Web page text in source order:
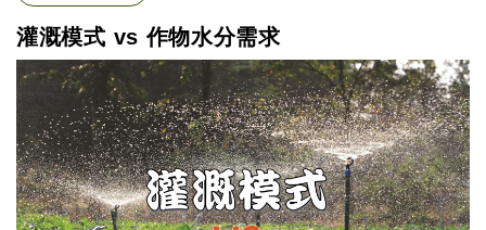
灌溉模式 vs 作物水分需求